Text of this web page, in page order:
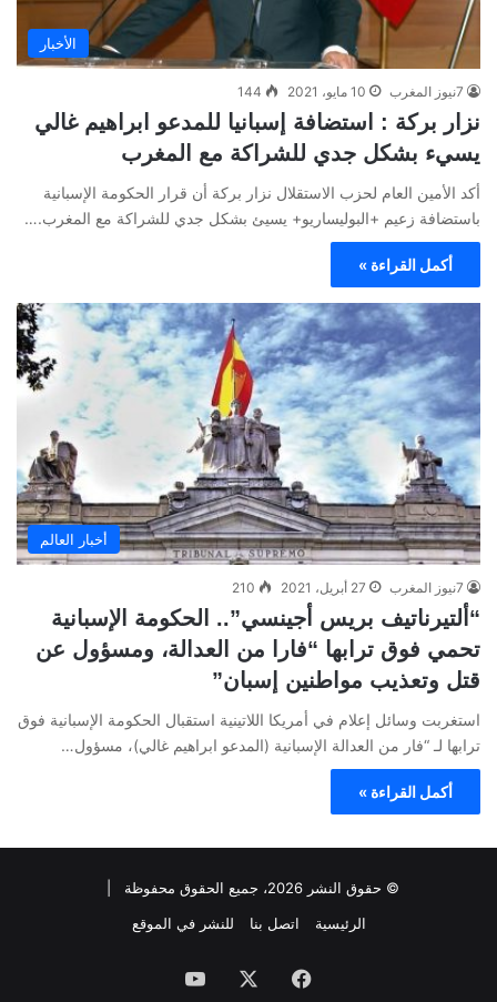
الأخبار
7نيوز المغرب 10 مايو، 2021 144
نزار بركة : استضافة إسبانيا للمدعو ابراهيم غالي
يسيء بشكل جدي للشراكة مع المغرب
أكد الأمين العام لحزب الاستقلال نزار بركة أن قرار الحكومة الإسبانية
باستضافة زعيم +البوليساريو+ يسيئ بشكل جدي للشراكة مع المغرب.…
أكمل القراءة »
أخبار العالم
7نيوز المغرب 27 أبريل، 2021 210
“ألتيرناتيف بريس أجينسي”.. الحكومة الإسبانية
تحمي فوق ترابها “فارا من العدالة، ومسؤول عن
قتل وتعذيب مواطنين إسبان”
استغربت وسائل إعلام في أمريكا اللاتينية استقبال الحكومة الإسبانية فوق
ترابها لـ “فار من العدالة الإسبانية (المدعو ابراهيم غالي)، مسؤول…
أكمل القراءة »
© حقوق النشر 2026، جميع الحقوق محفوظة |
الرئيسية
اتصل بنا للنشر في الموقع
فيسبوك